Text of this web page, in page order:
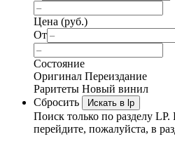
Цена (руб.)
От
Состояние
Оригинал Переиздание
Раритеты Новый винил
Сбросить
Искать в lp
Поиск только по разделу
перейдите, пожалуйста, в